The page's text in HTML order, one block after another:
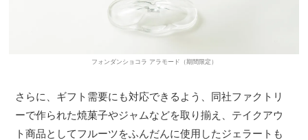
フォンダンショコラ アラモード（期間限定）
さらに、ギフト需要にも対応できるよう、同社ファクトリ
ーで作られた焼菓子やジャムなどを取り揃え、テイクアウ
ト商品としてフルーツをふんだんに使用したジェラートも